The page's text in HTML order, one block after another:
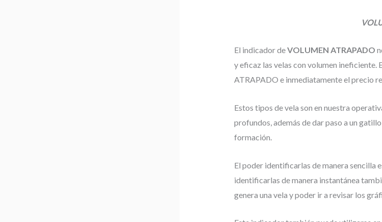
El indicador deVOLUMEN ATRAPADO
y eficaz las velas con volumen ineficiente.
ATRAPADO e inmediatamente el precio
Estos tipos de vela son en nuestra
profundos, además de dar paso a un
formación.
El poder identificarlas de manera sencilla
identificarlas de manera instantánea
genera una vela y poder ir a revisar los